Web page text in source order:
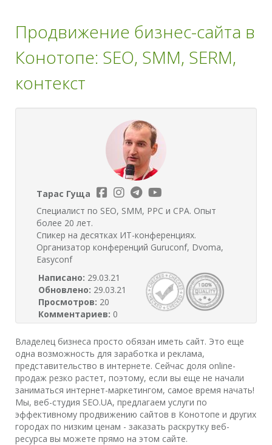
Продвижение бизнес-сайта в
Конотопе: SEO, SMM, SERM,
контекст
Тарас Гуща
Специалист по SEO, SMM, PPC и CPA. Опыт
более 20 лет.
Спикер на десятках ИТ-конференциях.
Организатор конференций Guruconf, Dvoma,
Easyconf
Написано: 29.03.21
Обновлено: 29.03.21
Просмотров: 20
Комментариев: 0
Владелец бизнеса просто обязан иметь сайт. Это еще
одна возможность для заработка и реклама,
представительство в интернете. Сейчас доля online-
продаж резко растет, поэтому, если вы еще не начали
заниматься интернет-маркетингом, самое время начать!
Мы, веб-студия SEO.UA, предлагаем услуги по
эффективному продвижению сайтов в Конотопе и других
городах по низким ценам - заказать раскрутку веб-
ресурса вы можете прямо на этом сайте.